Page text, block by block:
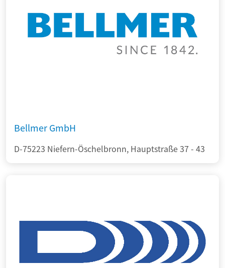
Bellmer GmbH
D-75223 Niefern-Öschelbronn, Hauptstraße 37 - 43